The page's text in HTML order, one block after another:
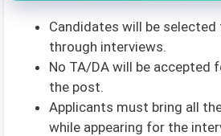
Candidates will be
through interviews.
No TA/DA will be accepted
the post.
Applicants must bring all
while appearing for the